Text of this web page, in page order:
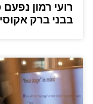
רועי רמון
בבני ברק